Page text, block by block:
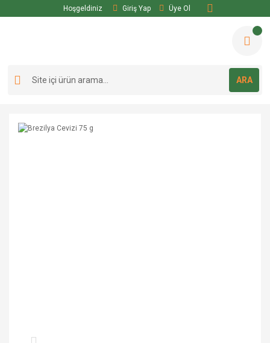
Hoşgeldiniz Giriş Yap Üye Ol
ARA